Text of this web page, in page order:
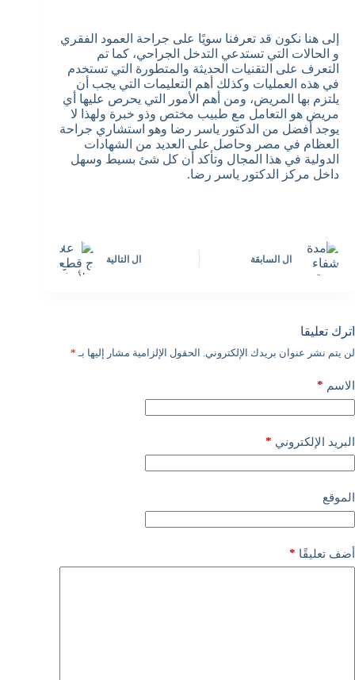
إلى هنا نكون قد تعرفنا سويًا على جراحة العمود الفقري
و الحالات التي تستدعي التدخل الجراحي، كما تم
التعرف على التقنيات الحديثة والمتطورة التي تستخدم
في هذه العمليات وكذلك أهم التعليمات التي يجب أن
يلتزم بها المريض، ومن أهم الأمور التي يحرص عليها أي
مريض هو التعامل مع طبيب مختص وذو خبرة ولهذا لا
يوجد أفضل من الدكتور ياسر رضا وهو استشاري جراحة
العظام في مصر وحاصل على العديد من الشهادات
الدولية في هذا المجال وتأكد أن كل شئ بسيط وسهل
داخل مركز الدكتور ياسر رضا.
ال السابقة ال التالية
اترك تعليقا
لن يتم نشر عنوان بريدك الإلكتروني. الحقول الإلزامية مشار إليها بـ *
الاسم *
البريد الإلكتروني *
الموقع
أضف تعليقًا *